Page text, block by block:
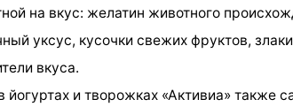
на вкус: желатин животного
уксус, кусочки свежих фруктов,
вкуса.
йогуртах и творожках «Активиа» также